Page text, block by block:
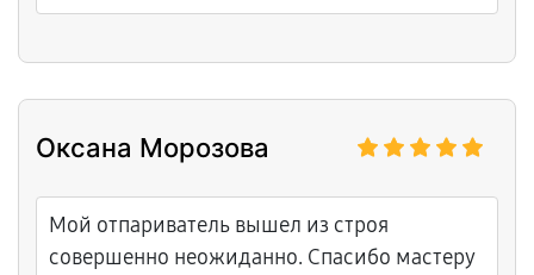
Оксана Морозова
Мой отпариватель вышел из строя
совершенно неожиданно. Спасибо мастеру